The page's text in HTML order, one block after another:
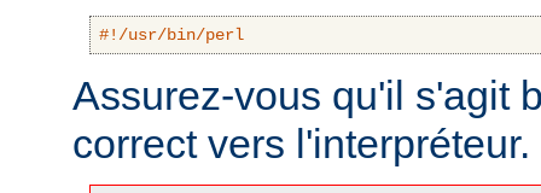
#!/usr/bin/perl
Assurez-vous qu'il s'agit
correct vers l'interpréteur.